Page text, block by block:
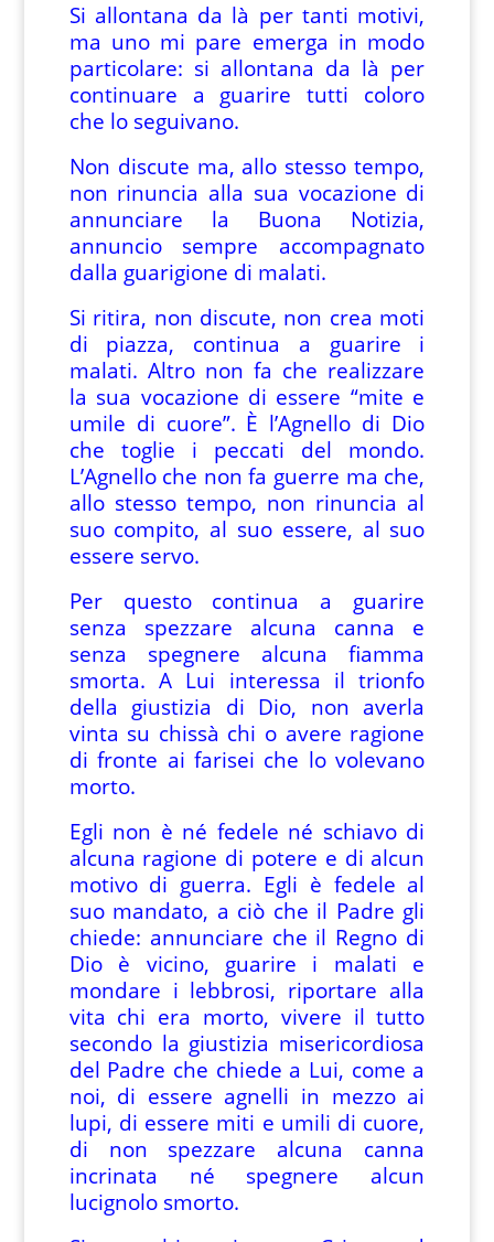
Si allontana da là per tanti motivi,
ma uno mi pare emerga in modo
particolare: si allontana da là per
continuare a guarire tutti coloro
che lo seguivano.
Non discute ma, allo stesso tempo,
non rinuncia alla sua vocazione di
annunciare la Buona Notizia,
annuncio sempre accompagnato
dalla guarigione di malati.
Si ritira, non discute, non crea moti
di piazza, continua a guarire i
malati. Altro non fa che realizzare
la sua vocazione di essere “mite e
umile di cuore”. È l’Agnello di Dio
che toglie i peccati del mondo.
L’Agnello che non fa guerre ma che,
allo stesso tempo, non rinuncia al
suo compito, al suo essere, al suo
essere servo.
Per questo continua a guarire
senza spezzare alcuna canna e
senza spegnere alcuna fiamma
smorta. A Lui interessa il trionfo
della giustizia di Dio, non averla
vinta su chissà chi o avere ragione
di fronte ai farisei che lo volevano
morto.
Egli non è né fedele né schiavo di
alcuna ragione di potere e di alcun
motivo di guerra. Egli è fedele al
suo mandato, a ciò che il Padre gli
chiede: annunciare che il Regno di
Dio è vicino, guarire i malati e
mondare i lebbrosi, riportare alla
vita chi era morto, vivere il tutto
secondo la giustizia misericordiosa
del Padre che chiede a Lui, come a
noi, di essere agnelli in mezzo ai
lupi, di essere miti e umili di cuore,
di non spezzare alcuna canna
incrinata né spegnere alcun
lucignolo smorto.